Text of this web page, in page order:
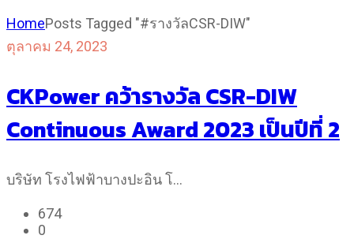
HomePosts Tagged "#รางวัลCSR-DIW"
ตุลาคม 24, 2023
CKPower คว้ารางวัล CSR-DIW
Continuous Award 2023 เป็นปีที่ 2
บริษัท โรงไฟฟ้าบางปะอิน โ…
674
0